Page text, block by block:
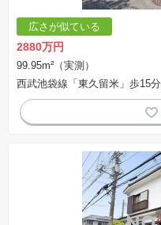
広さが似ている
2880万円
99.95m²（実測）
西武池袋線「東久留米」歩15分